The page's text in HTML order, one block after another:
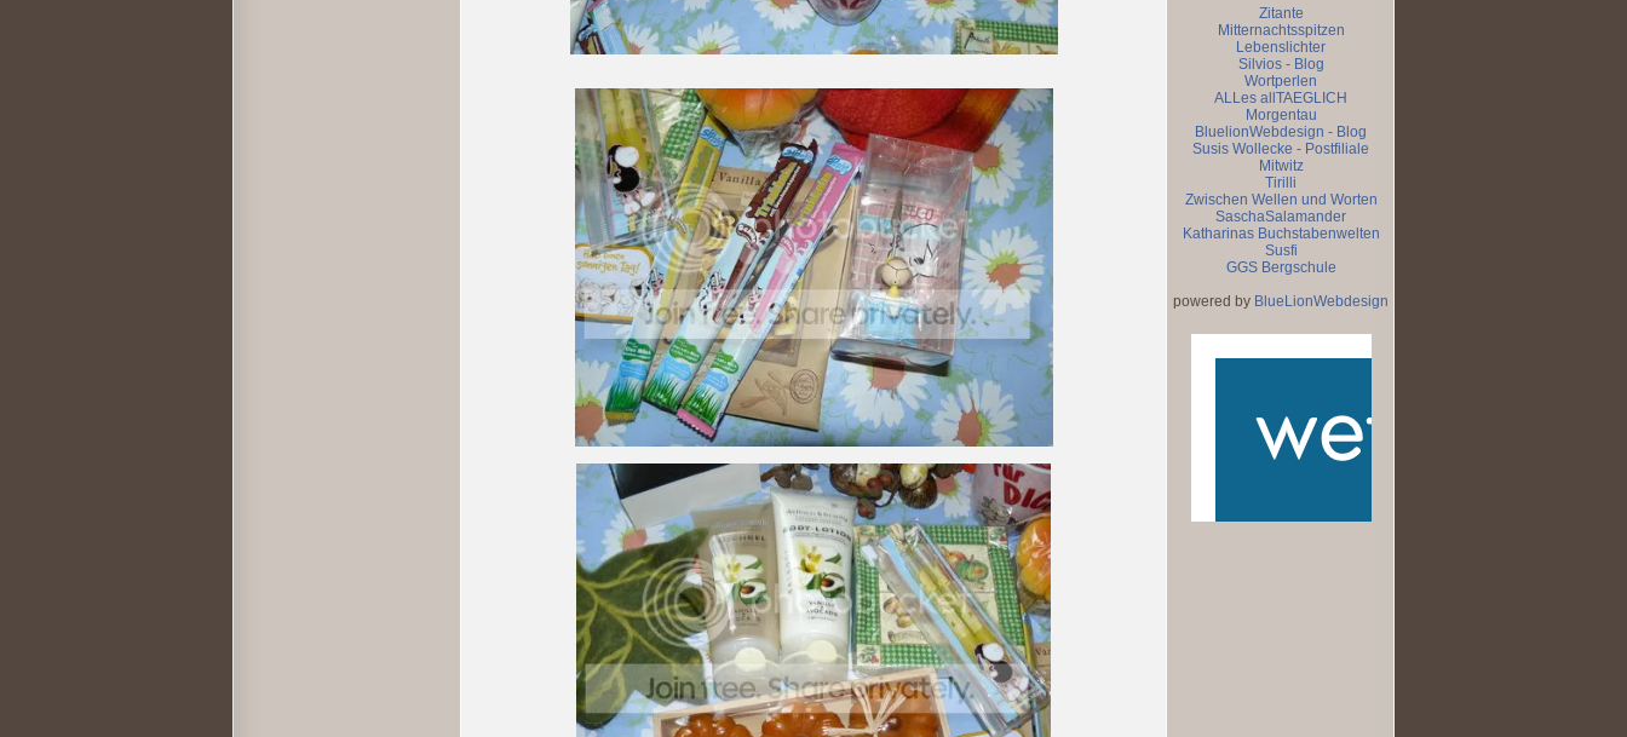
Zitante
Mitternachtsspitzen
Lebenslichter
Silvios - Blog
Wortperlen
ALLes allTAEGLICH
Morgentau
BluelionWebdesign - Blog
Susis Wollecke - Postfiliale
Mitwitz
Tirilli
Zwischen Wellen und Worten
SaschaSalamander
Katharinas Buchstabenwelten
Susfi
GGS Bergschule
powered by BlueLionWebdesign